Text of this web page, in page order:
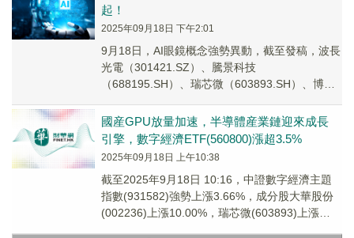
起！
2025年09月18日 下午2:01
9月18日，AI眼鏡概念強勢異動，截至發稿，波長
光電（301421.SZ）、騰景科技
（688195.SH）、瑞芯微（603893.SH）、博傑
國産GPU放量加速，半導體産業鏈迎來成長
引擎，數字經濟ETF(560800)漲超3.5%
2025年09月18日 上午10:38
截至2025年9月18日 10:16，中證數字經濟主題
指數(931582)強勢上漲3.66%，成分股大華股份
(002236)上漲10.00%，瑞芯微(603893)上漲